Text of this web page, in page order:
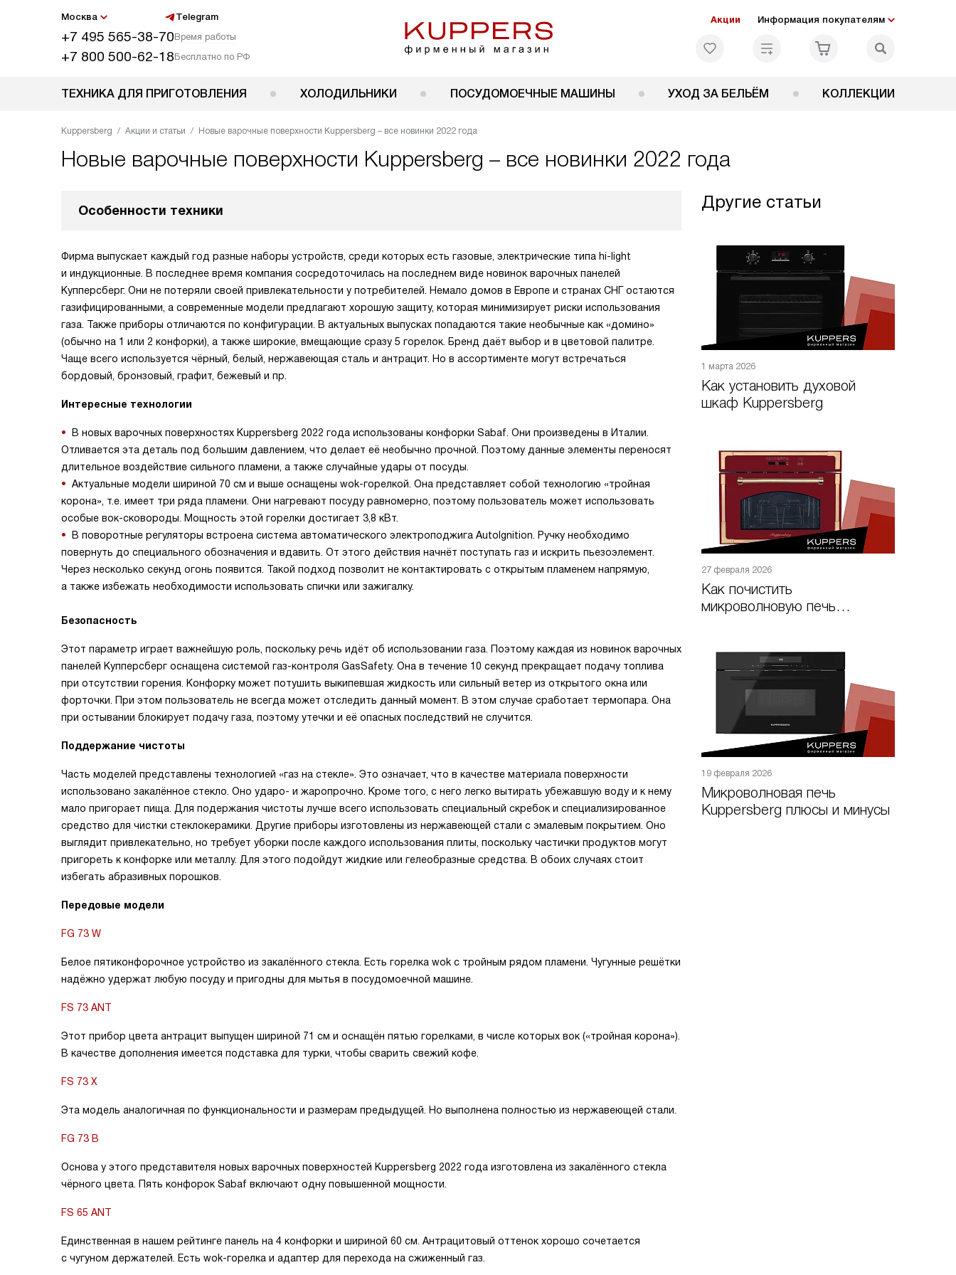
Москва Telegram
+7 495 565-38-70Время работы
+7 800 500-62-18Бесплатно по РФ
Акции Информация покупателям
ТЕХНИКА ДЛЯ ПРИГОТОВЛЕНИЯ ХОЛОДИЛЬНИКИ ПОСУДОМОЕЧНЫЕ МАШИНЫ УХОД ЗА БЕЛЬЁМ КОЛЛЕКЦИИ
Kuppersberg Акции и статьи Новые варочные поверхности Kuppersberg – все новинки 2022 года
Новые варочные поверхности Kuppersberg – все новинки 2022 года
Особенности техники
Фирма выпускает каждый год разные наборы устройств, среди которых есть газовые, электрические типа hi-light
и индукционные. В последнее время компания сосредоточилась на последнем виде новинок варочных панелей
Купперсберг. Они не потеряли своей привлекательности у потребителей. Немало домов в Европе и странах СНГ остаются
газифицированными, а современные модели предлагают хорошую защиту, которая минимизирует риски использования
газа. Также приборы отличаются по конфигурации. В актуальных выпусках попадаются такие необычные как «домино»
(обычно на 1 или 2 конфорки), а также широкие, вмещающие сразу 5 горелок. Бренд даёт выбор и в цветовой палитре.
Чаще всего используется чёрный, белый, нержавеющая сталь и антрацит. Но в ассортименте могут встречаться
бордовый, бронзовый, графит, бежевый и пр.
Интересные технологии
В новых варочных поверхностях Kuppersberg 2022 года использованы конфорки Sabaf. Они произведены в Италии.
Отливается эта деталь под большим давлением, что делает её необычно прочной. Поэтому данные элементы переносят
длительное воздействие сильного пламени, а также случайные удары от посуды.
Актуальные модели шириной 70 см и выше оснащены wok-горелкой. Она представляет собой технологию «тройная
корона», т.е. имеет три ряда пламени. Они нагревают посуду равномерно, поэтому пользователь может использовать
особые вок-сковороды. Мощность этой горелки достигает 3,8 кВт.
В поворотные регуляторы встроена система автоматического электроподжига AutoIgnition. Ручку необходимо
повернуть до специального обозначения и вдавить. От этого действия начнёт поступать газ и искрить пьезоэлемент.
Через несколько секунд огонь появится. Такой подход позволит не контактировать с открытым пламенем напрямую,
а также избежать необходимости использовать спички или зажигалку.
Безопасность
Этот параметр играет важнейшую роль, поскольку речь идёт об использовании газа. Поэтому каждая из новинок варочных
панелей Купперсберг оснащена системой газ-контроля GasSafety. Она в течение 10 секунд прекращает подачу топлива
при отсутствии горения. Конфорку может потушить выкипевшая жидкость или сильный ветер из открытого окна или
форточки. При этом пользователь не всегда может отследить данный момент. В этом случае сработает термопара. Она
при остывании блокирует подачу газа, поэтому утечки и её опасных последствий не случится.
Поддержание чистоты
Часть моделей представлены технологией «газ на стекле». Это означает, что в качестве материала поверхности
использовано закалённое стекло. Оно ударо- и жаропрочно. Кроме того, с него легко вытирать убежавшую воду и к нему
мало пригорает пища. Для подержания чистоты лучше всего использовать специальный скребок и специализированное
средство для чистки стеклокерамики. Другие приборы изготовлены из нержавеющей стали с эмалевым покрытием. Оно
выглядит привлекательно, но требует уборки после каждого использования плиты, поскольку частички продуктов могут
пригореть к конфорке или металлу. Для этого подойдут жидкие или гелеобразные средства. В обоих случаях стоит
избегать абразивных порошков.
Передовые модели
FG 73 W
Белое пятиконфорочное устройство из закалённого стекла. Есть горелка wok с тройным рядом пламени. Чугунные решётки
надёжно удержат любую посуду и пригодны для мытья в посудомоечной машине.
FS 73 ANT
Этот прибор цвета антрацит выпущен шириной 71 см и оснащён пятью горелками, в числе которых вок («тройная корона»).
В качестве дополнения имеется подставка для турки, чтобы сварить свежий кофе.
FS 73 X
Эта модель аналогичная по функциональности и размерам предыдущей. Но выполнена полностью из нержавеющей стали.
FG 73 B
Основа у этого представителя новых варочных поверхностей Kuppersberg 2022 года изготовлена из закалённого стекла
чёрного цвета. Пять конфорок Sabaf включают одну повышенной мощности.
FS 65 ANT
Единственная в нашем рейтинге панель на 4 конфорки и шириной 60 см. Антрацитовый оттенок хорошо сочетается
с чугуном держателей. Есть wok-горелка и адаптер для перехода на сжиженный газ.
Другие статьи
1 марта 2026
Как установить духовой
шкаф Kuppersberg
27 февраля 2026
Как почистить
микроволновую печь
19 февраля 2026
Микроволновая печь
Kuppersberg плюсы и минусы